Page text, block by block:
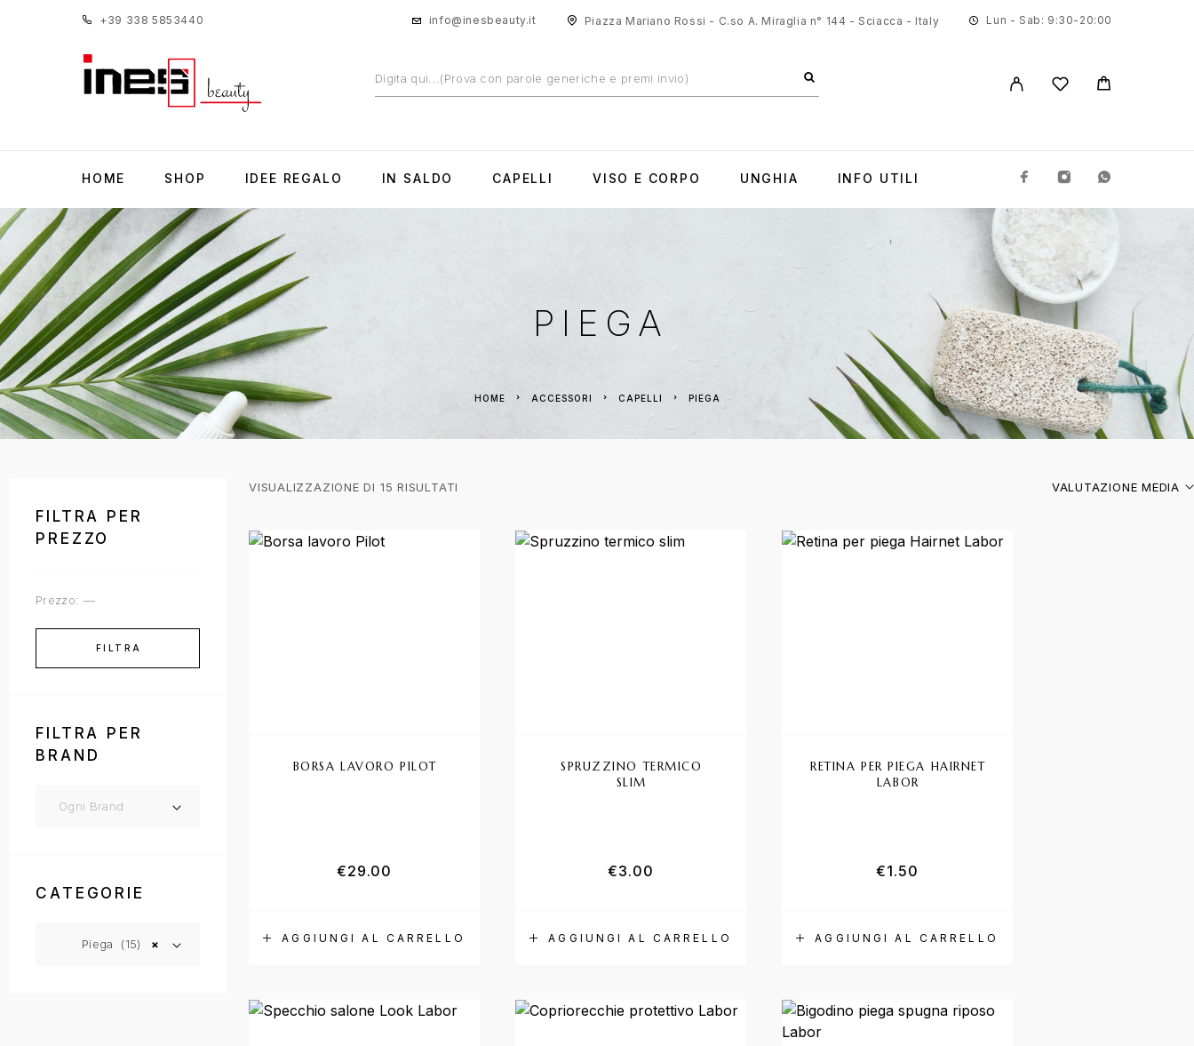
+39 338 5853440 info@inesbeauty.it Piazza Mariano Rossi - C.so A. Miraglia n° 144 - Sciacca - Italy Lun - Sab: 9:30-20:00
HOME SHOP IDEE REGALO IN SALDO CAPELLI VISO E CORPO UNGHIA INFO UTILI
PIEGA
HOME ACCESSORI CAPELLI PIEGA
FILTRA PER
PREZZO
FILTRA
Prezzo: —
FILTRA PER
BRAND
Ogni Brand
CATEGORIE
×
Piega (15)
VISUALIZZAZIONE DI 15 RISULTATI VALUTAZIONE MEDIA
AGGIUNGI AL CARRELLO
BORSA LAVORO PILOT
€29.00
AGGIUNGI AL CARRELLO
SPRUZZINO TERMICO
SLIM
€3.00
AGGIUNGI AL CARRELLO
RETINA PER PIEGA HAIRNET
LABOR
€1.50